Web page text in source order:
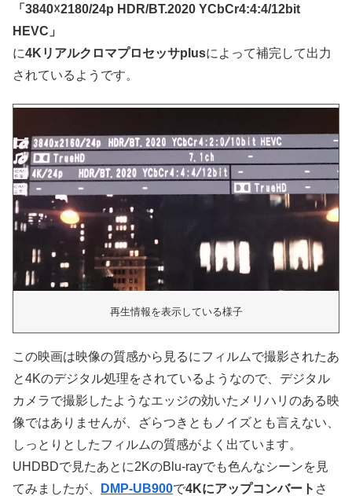
「3840☓2180/24p HDR/BT.2020 YCbCr4:4:4/12bit
HEVC」
に4Kリアルクロマプロセッサplusによって補完して出力
されているようです。
再生情報を表示している様子
この映画は映像の質感から見るにフィルムで撮影されたあ
と4Kのデジタル処理をされているようなので、デジタル
カメラで撮影したようなエッジの効いたメリハリのある映
像ではありませんが、ざらつきともノイズとも言えない、
しっとりとしたフィルムの質感がよく出ています。
UHDBDで見たあとに2KのBlu-rayでも色んなシーンを見
てみましたが、
DMP-UB900で4Kにアップコンバート さ